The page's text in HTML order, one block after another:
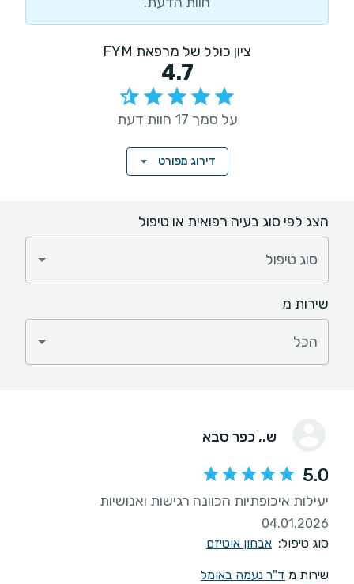
ציון כולל של מרפאת FYM
4.7
על סמך 17 חוות דעת
דירוג מפורט
הצג לפי סוג בעיה רפואית או טיפול
סוג טיפול
שירות מ
הכל
ש., כפר סבא
5.0
יעילות איכופתיות הכוונה רגישות ואנושיות
04.01.2026
סוג טיפול: אבחון אוטיזם
שירות מ ד"ר נעמה באומל